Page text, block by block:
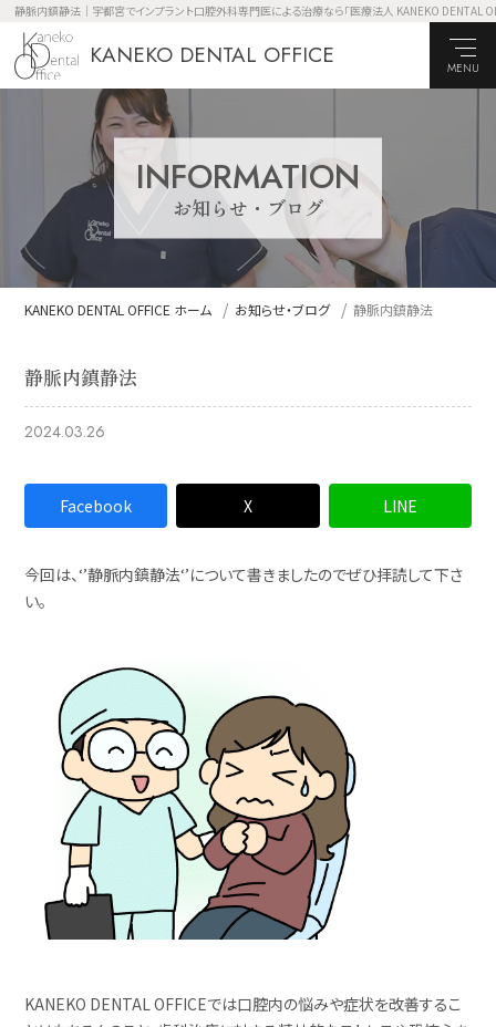
静脈内鎮静法｜宇都宮でインプラント口腔外科専門医による治療なら「医療法人 KANEKO DENTAL
KANEKO DENTAL OFFICE MENU
INFORMATION
お知らせ・ブログ
KANEKO DENTAL OFFICE ホーム お知らせ・ブログ 静脈内鎮静法
静脈内鎮静法
2024.03.26
Facebook X LINE
今回は、‘’静脈内鎮静法‘’について書きましたのでぜひ拝読して下さ
い。
KANEKO DENTAL OFFICEでは口腔内の悩みや症状を改善するこ